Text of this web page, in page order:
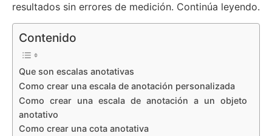
resultados sin errores de medición. Continúa leyendo.
Contenido
Que son escalas anotativas
Como crear una escala de anotación personalizada
Como crear una escala de anotación a un objeto
anotativo
Como crear una cota anotativa